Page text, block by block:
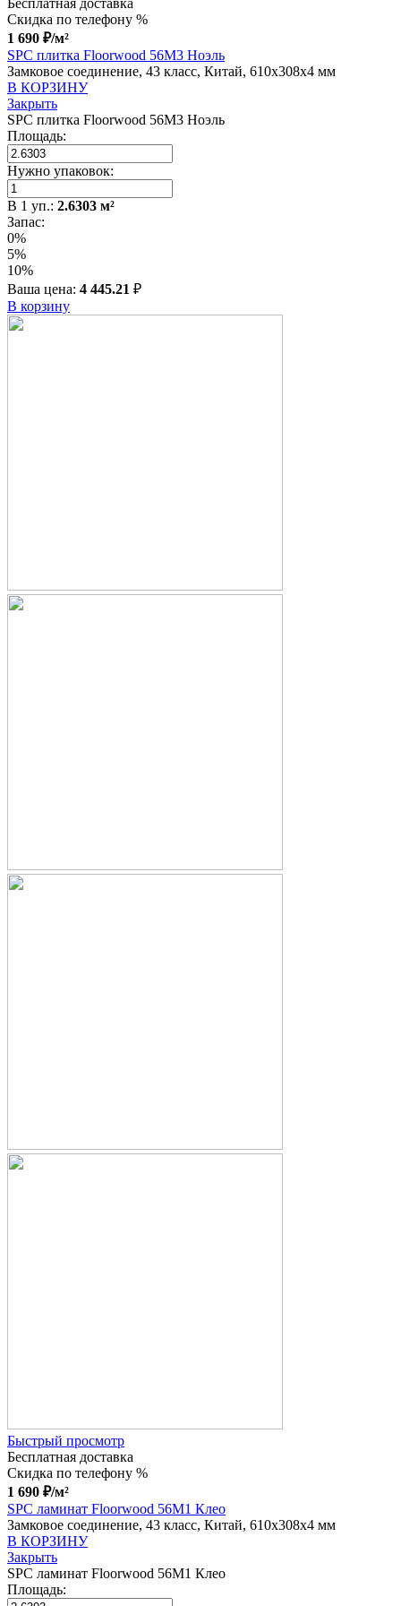
Скидка по телефону %
1 690 ₽/м²
SPC плитка Floorwood 56M3 Ноэль
Замковое соединение, 43 класс, Китай, 610x308x4 мм
В КОРЗИНУ
Закрыть
SPC плитка Floorwood 56M3 Ноэль
Площадь:
Нужно упаковок:
В 1 уп.: 2.6303 м²
Запас:
0%
5%
10%
Ваша цена: 4 445.21 ₽
В корзину
Быстрый просмотр
Бесплатная доставка
Скидка по телефону %
1 690 ₽/м²
SPC ламинат Floorwood 56M1 Клео
Замковое соединение, 43 класс, Китай, 610x308x4 мм
В КОРЗИНУ
Закрыть
SPC ламинат Floorwood 56M1 Клео
Площадь: